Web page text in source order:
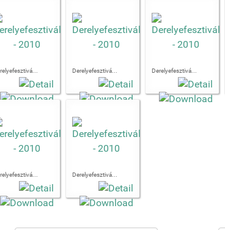
Derelyefesztivá... Derelyefesztivá...
Derelyefesztivá...